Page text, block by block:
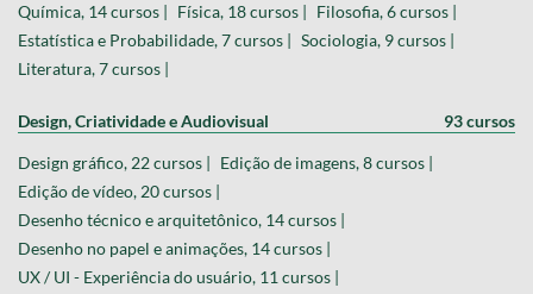
Química, 14 cursos | Física, 18 cursos | Filosofia, 6 cursos |
Estatística e Probabilidade, 7 cursos | Sociologia, 9 cursos |
Literatura, 7 cursos |
Design, Criatividade e Audiovisual 93 cursos
Design gráfico, 22 cursos | Edição de imagens, 8 cursos |
Edição de vídeo, 20 cursos |
Desenho técnico e arquitetônico, 14 cursos |
Desenho no papel e animações, 14 cursos |
UX / UI - Experiência do usuário, 11 cursos |